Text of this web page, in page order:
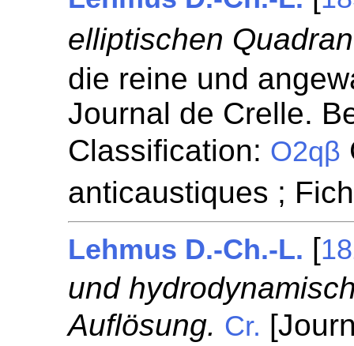
elliptischen
die reine und
Journal de Crelle.
Classification: O2qβ
anticaustiques ;
Lehmus D.-Ch.-L. [
und
Auflösung. Cr.